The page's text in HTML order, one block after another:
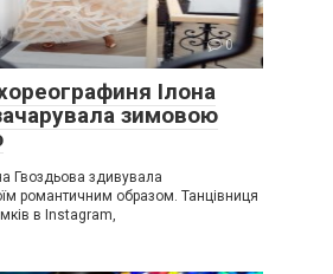
0
Ілона
зимовою
Гвоздьова здивувала
романтичним образом. Танцівниця
в Instagram,